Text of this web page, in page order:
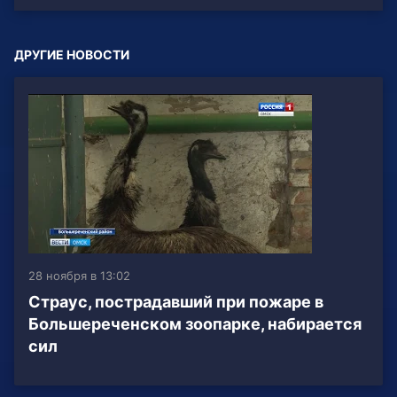
ДРУГИЕ НОВОСТИ
28 ноября в 13:02
Страус, пострадавший при пожаре в
Большереченском зоопарке, набирается
сил